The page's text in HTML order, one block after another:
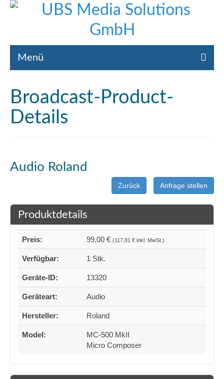
Menü
Liste gebrauchte Broadcast-Technik
Broadcast-Technik Verleih
Broadcast-Product-
Details
Audio Roland
Zurück Anfrage stellen
Produktdetails
Preis: 99,00 € (117,81 € inkl. MwSt.)
Verfügbar: 1 Stk.
Geräte-ID: 13320
Geräteart: Audio
Hersteller: Roland
Model:
MC-500 MkII
Micro Composer